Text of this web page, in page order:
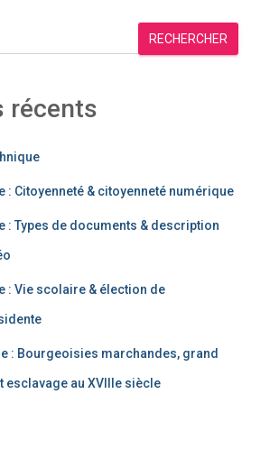
RECHERCHER
récents
: Citoyenneté & citoyenneté numérique
: Types de documents & description
: Vie scolaire & élection de
: Bourgeoisies marchandes, grand
esclavage au XVIIIe siècle